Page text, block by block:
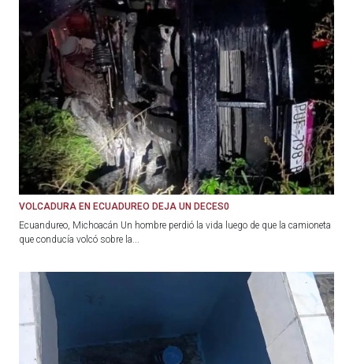
VOLCADURA EN ECUADUREO DEJA UN DECES0
Ecuandureo, Michoacán Un hombre perdió la vida luego de que la camioneta
que conducía volcó sobre la...